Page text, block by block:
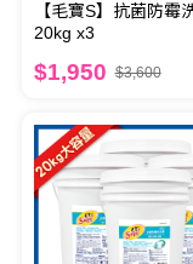
【毛寶S】抗菌防霉
20kg x3
$1,950 $3,600